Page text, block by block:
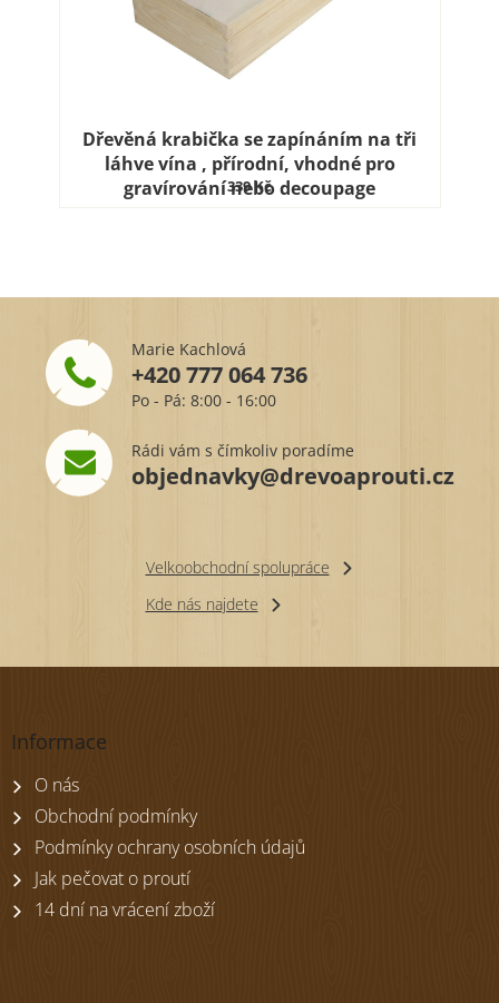
Dřevěná krabička se zapínáním na tři
láhve vína , přírodní, vhodné pro
gravírování nebo decoupage
339 Kč
Marie Kachlová
+420 777 064 736
Po - Pá: 8:00 - 16:00
objednavky@drevoaprouti.cz
Rádi vám s čímkoliv poradíme
Velkoobchodní spolupráce
Kde nás najdete
Z
Informace
O nás
Obchodní podmínky
Podmínky ochrany osobních údajů
Jak pečovat o proutí
14 dní na vrácení zboží